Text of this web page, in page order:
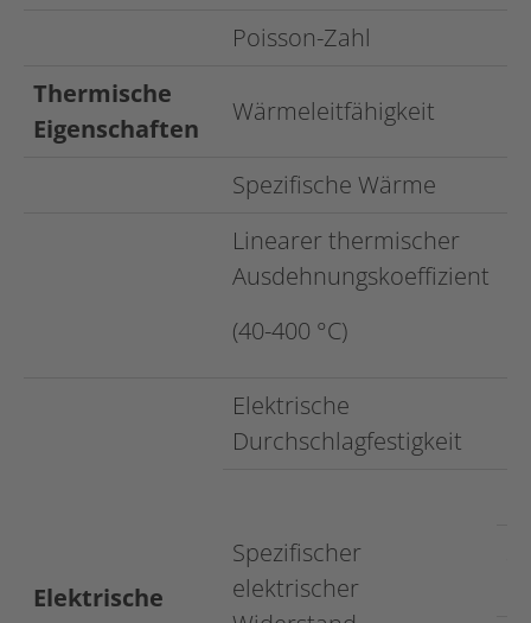
Poisson-Zahl
Thermische
Eigenschaften
Wärmeleitfähigkeit
Spezifische Wärme
Linearer thermischer
Ausdehnungskoeffizient
(40-400 °C)
Elektrische
Elektrische
Durchschlagfestigkeit
Spezifischer
elektrischer